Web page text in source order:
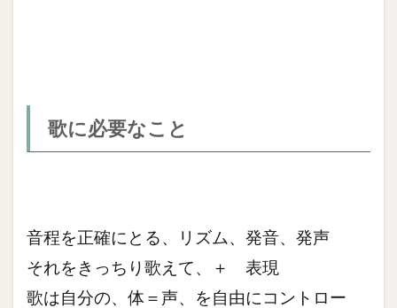
歌に必要なこと
音程を正確にとる、リズム、発音、発声
それをきっちり歌えて、＋ 表現
歌は自分の、体＝声、を自由にコントロー